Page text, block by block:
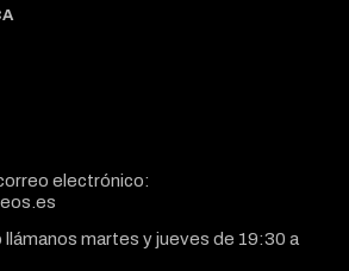
electrónico:
llámanos martes y jueves de 19:30 a